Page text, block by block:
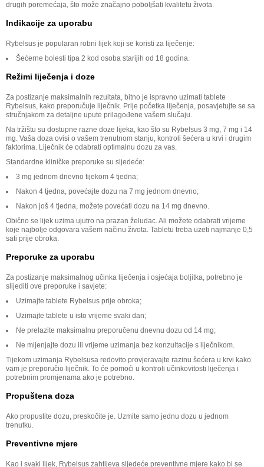
drugih poremećaja, što može značajno poboljšati kvalitetu života.
Indikacije za uporabu
Rybelsus je popularan robni lijek koji se koristi za liječenje:
Šećerne bolesti tipa 2 kod osoba starijih od 18 godina.
Režimi liječenja i doze
Za postizanje maksimalnih rezultata, bitno je ispravno uzimati tablete
Rybelsus, kako preporučuje liječnik. Prije početka liječenja, posavjetujte se sa
stručnjakom za detaljne upute prilagođene vašem slučaju.
Na tržištu su dostupne razne doze lijeka, kao što su Rybelsus 3 mg, 7 mg i 14
mg. Vaša doza ovisi o vašem trenutnom stanju, kontroli šećera u krvi i drugim
faktorima. Liječnik će odabrati optimalnu dozu za vas.
Standardne kliničke preporuke su sljedeće:
3 mg jednom dnevno tijekom 4 tjedna;
Nakon 4 tjedna, povećajte dozu na 7 mg jednom dnevno;
Nakon još 4 tjedna, možete povećati dozu na 14 mg dnevno.
Obično se lijek uzima ujutro na prazan želudac. Ali možete odabrati vrijeme
koje najbolje odgovara vašem načinu života. Tabletu treba uzeti najmanje 0,5
sati prije obroka.
Preporuke za uporabu
Za postizanje maksimalnog učinka liječenja i osjećaja boljitka, potrebno je
slijediti ove preporuke i savjete:
Uzimajte tablete Rybelsus prije obroka;
Uzimajte tablete u isto vrijeme svaki dan;
Ne prelazite maksimalnu preporučenu dnevnu dozu od 14 mg;
Ne mijenjajte dozu ili vrijeme uzimanja bez konzultacije s liječnikom.
Tijekom uzimanja Rybelsusa redovito provjeravajte razinu šećera u krvi kako
vam je preporučio liječnik. To će pomoći u kontroli učinkovitosti liječenja i
potrebnim promjenama ako je potrebno.
Propuštena doza
Ako propustite dozu, preskočite je. Uzmite samo jednu dozu u jednom
trenutku.
Preventivne mjere
Kao i svaki lijek, Rybelsus zahtijeva sljedeće preventivne mjere kako bi se